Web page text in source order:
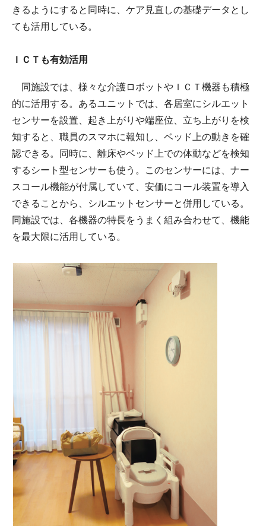
きるようにすると同時に、ケア見直しの基礎データとし
ても活用している。
ＩＣＴも有効活用
同施設では、様々な介護ロボットやＩＣＴ機器も積極
的に活用する。あるユニットでは、各居室にシルエット
センサーを設置、起き上がりや端座位、立ち上がりを検
知すると、職員のスマホに報知し、ベッド上の動きを確
認できる。同時に、離床やベッド上での体動などを検知
するシート型センサーも使う。このセンサーには、ナー
スコール機能が付属していて、安価にコール装置を導入
できることから、シルエットセンサーと併用している。
同施設では、各機器の特長をうまく組み合わせて、機能
を最大限に活用している。